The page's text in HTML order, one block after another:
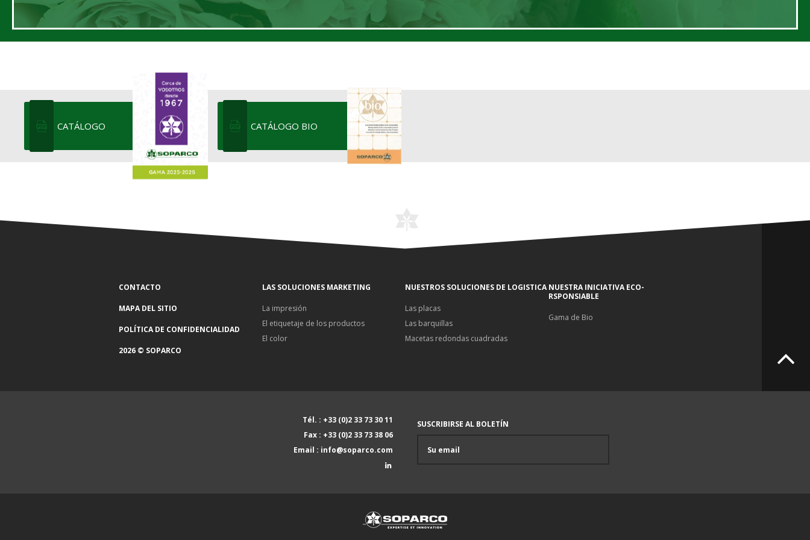
CATÁLOGO CATÁLOGO BIO
CONTACTO
MAPA DEL SITIO
POLÍTICA DE CONFIDENCIALIDAD
2026 © SOPARCO
LAS SOLUCIONES MARKETING
La impresión
El etiquetaje de los productos
El color
NUESTROS SOLUCIONES DE LOGISTICA
Las placas
Las barquillas
Macetas redondas cuadradas
NUESTRA INICIATIVA ECO-
RSPONSIABLE
Gama de Bio
Tél. : +33 (0)2 33 73 30 11
Fax : +33 (0)2 33 73 38 06
Email : info@soparco.com
SUSCRIBIRSE AL BOLETÍN